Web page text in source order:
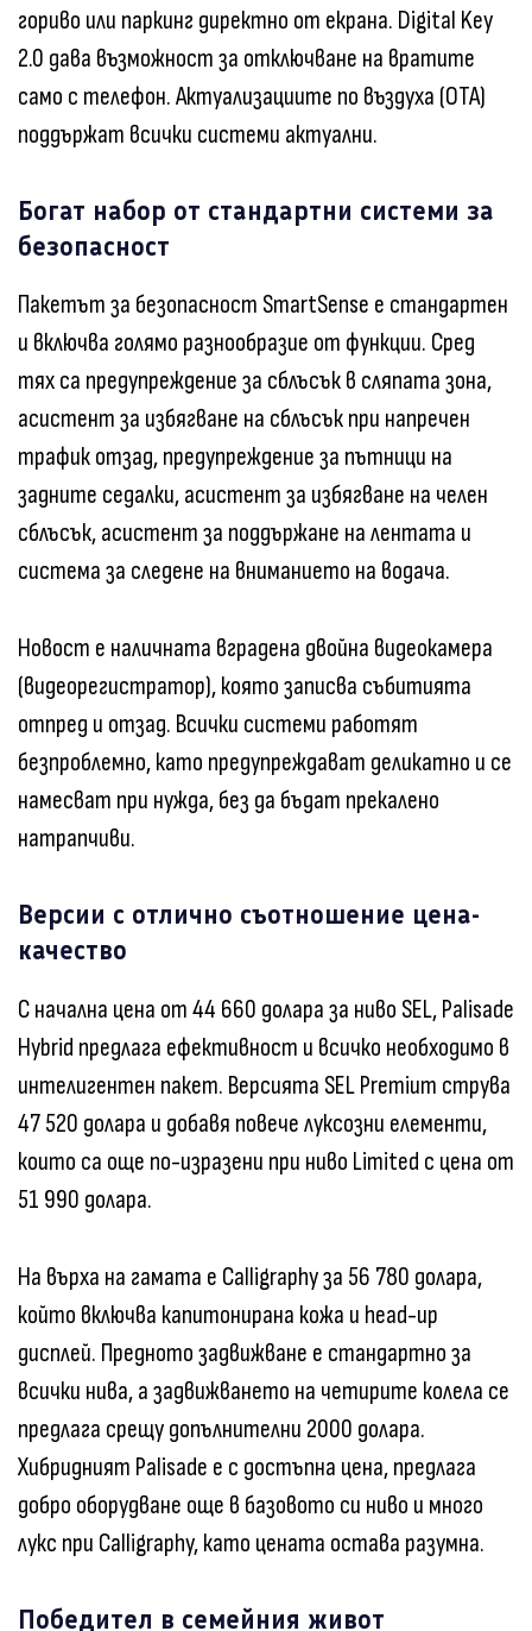
гориво или паркинг директно от екрана. Digital Key
2.0 дава възможност за отключване на вратите
само с телефон. Актуализациите по въздуха (ОТА)
поддържат всички системи актуални.
Богат набор от стандартни системи за
безопасност
Пакетът за безопасност SmartSense е стандартен
и включва голямо разнообразие от функции. Сред
тях са предупреждение за сблъсък в сляпата зона,
асистент за избягване на сблъсък при напречен
трафик отзад, предупреждение за пътници на
задните седалки, асистент за избягване на челен
сблъсък, асистент за поддържане на лентата и
система за следене на вниманието на водача.
Новост е наличната вградена двойна видеокамера
(видеорегистратор), която записва събитията
отпред и отзад. Всички системи работят
безпроблемно, като предупреждават деликатно и се
намесват при нужда, без да бъдат прекалено
натрапчиви.
Версии с отлично съотношение цена-
качество
С начална цена от 44 660 долара за ниво SEL, Palisade
Hybrid предлага ефективност и всичко необходимо в
интелигентен пакет. Версията SEL Premium струва
47 520 долара и добавя повече луксозни елементи,
които са още по-изразени при ниво Limited с цена от
51 990 долара.
На върха на гамата е Calligraphy за 56 780 долара,
който включва капитонирана кожа и head-up
дисплей. Предното задвижване е стандартно за
всички нива, а задвижването на четирите колела се
предлага срещу допълнителни 2000 долара.
Хибридният Palisade е с достъпна цена, предлага
добро оборудване още в базовото си ниво и много
лукс при Calligraphy, като цената остава разумна.
Победител в семейния живот